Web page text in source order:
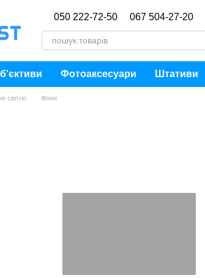
050 222-72-50 067 504-27-20
Фотоаксесуари Штативи
світло Фони